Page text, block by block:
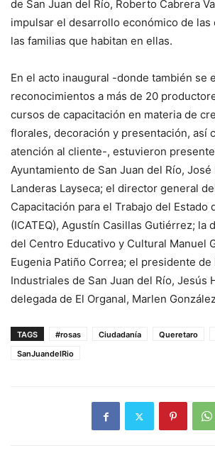
de San Juan del Río, Roberto Cabrera
impulsar el desarrollo económico de las
las familias que habitan en ellas.
En el acto inaugural -donde también se
reconocimientos a más de 20
cursos de capacitación en materia de
florales, decoración y presentación, así
atención al cliente-, estuvieron
Ayuntamiento de San Juan del Río, José
Landeras Layseca; el director general
Capacitación para el Trabajo del Estado
(ICATEQ), Agustín Casillas Gutiérrez; la
del Centro Educativo y Cultural Manuel
Eugenia Patiño Correa; el presidente de
Industriales de San Juan del Río, Jesús
delegada de El Organal, Marlen
TAGS #rosas Ciudadanía Queretaro
SanJuandelRio